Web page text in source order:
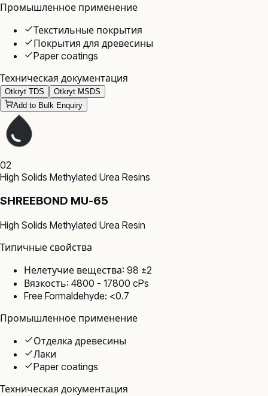
Промышленное применение
Текстильные покрытия
Покрытия для древесины
Paper coatings
Техническая документация
Otkryt TDS
Otkryt MSDS
Add to Bulk Enquiry
02
High Solids Methylated Urea Resins
SHREEBOND MU-65
High Solids Methylated Urea Resin
Типичные свойства
Нелетучие вещества: 98 ±2
Вязкость: 4800 - 17800 cPs
Free Formaldehyde: <0.7
Промышленное применение
Отделка древесины
Лаки
Paper coatings
Техническая документация